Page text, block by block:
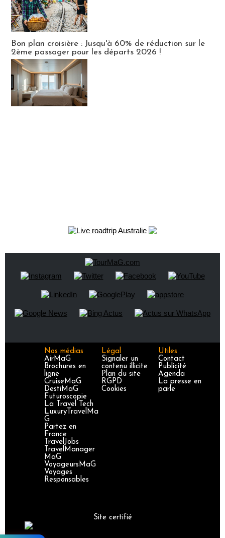
Bon plan croisière : Jusqu'à 60% de réduction sur le
2ème passager pour les départs 2026 !
Nos médias
AirMaG
Brochures en
ligne
CruiseMaG
DestiMaG
Futuroscopie
La Travel Tech
LuxuryTravelMa
G
Partez en
France
TravelJobs
TravelManager
MaG
VoyageursMaG
Voyages
Responsables
Légal
Signaler un
contenu illicite
Plan du site
RGPD
Cookies
Utiles
Contact
Publicité
Agenda
La presse en
parle
Site certifié